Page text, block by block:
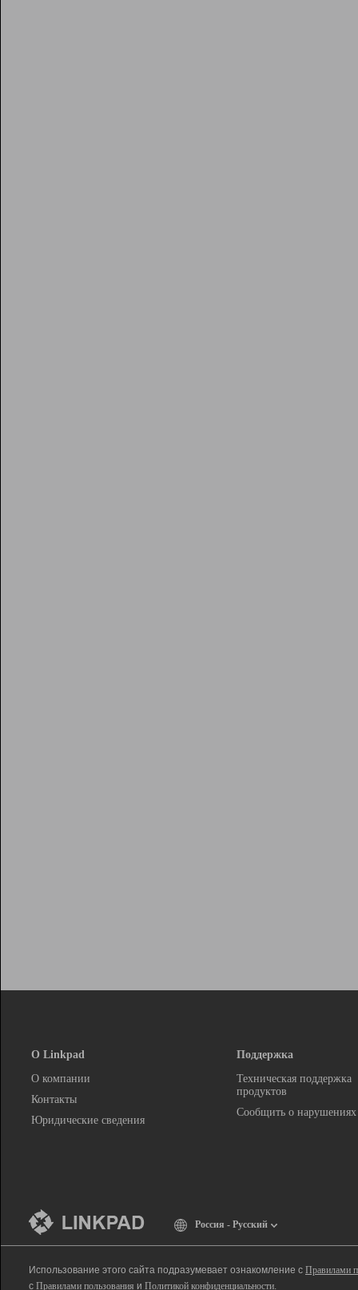
О Linkpad
О компании
Контакты
Юридические сведения
Поддержка
Техническая поддержка
продуктов
Сообщить о нарушениях
Россия - Русский
Использование этого сайта подразумевает ознакомление с Правилами
с Правилами пользования и Политикой конфиденциальности.